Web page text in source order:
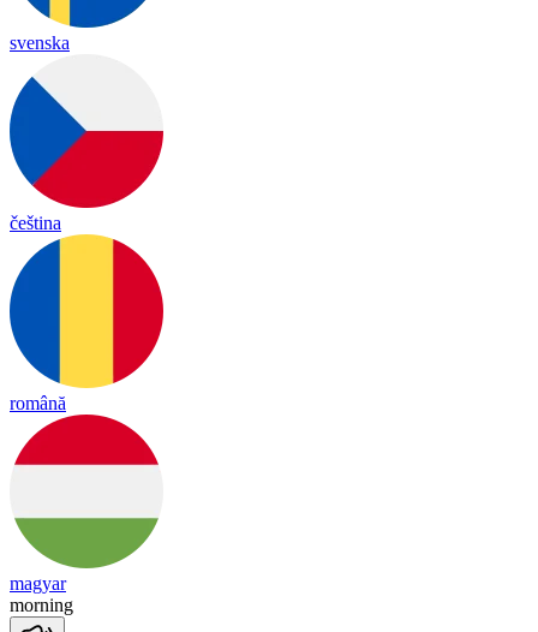
svenska
čeština
română
magyar
morning